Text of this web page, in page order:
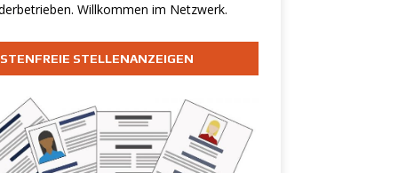
Willkommen im Netzwerk.
STELLENANZEIGEN